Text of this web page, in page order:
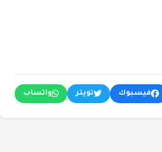
فيسبوك تويتر واتساب